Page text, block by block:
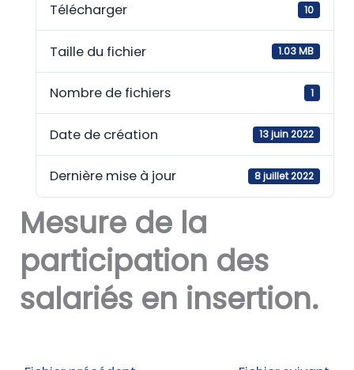
Télécharger 10
Taille du fichier 1.03 MB
Nombre de fichiers 1
Date de création 13 juin 2022
Dernière mise à jour 8 juillet 2022
Mesure de la
participation des
salariés en insertion.